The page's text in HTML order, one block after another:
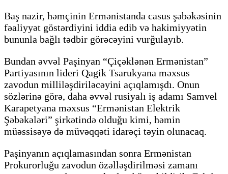
Baş nazir, həmçinin Ermənistanda casus şəbəkəsinin
fəaliyyət göstərdiyini iddia edib və hakimiyyətin
bununla bağlı tədbir görəcəyini vurğulayıb.
Bundan əvvəl Paşinyan “Çiçəklənən Ermənistan”
Partiyasının lideri Qagik Tsarukyana məxsus
zavodun milliləşdiriləcəyini açıqlamışdı. Onun
sözlərinə görə, daha əvvəl rusiyalı iş adamı Samvel
Karapetyana məxsus “Ermənistan Elektrik
Şəbəkələri” şirkətində olduğu kimi, həmin
müəssisəyə də müvəqqəti idarəçi təyin olunacaq.
Paşinyanın açıqlamasından sonra Ermənistan
Prokurorluğu zavodun özəlləşdirilməsi zamanı